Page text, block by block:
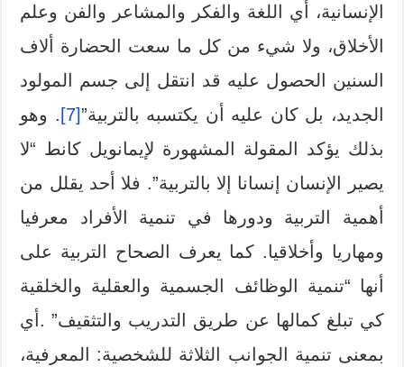
الإنسانية، أي اللغة والفكر والمشاعر والفن وعلم
الأخلاق، ولا شيء من كل ما سعت الحضارة ألاف
السنين الحصول عليه قد انتقل إلى جسم المولود
الجديد، بل كان عليه أن يكتسبه بالتربية”[7]
. وهو
بذلك يؤكد المقولة المشهورة لإيمانويل كانط “لا
يصير الإنسان إنسانا إلا بالتربية”. فلا أحد يقلل من
أهمية التربية ودورها في تنمية الأفراد معرفيا
ومهاريا وأخلاقيا. كما يعرف الصحاح التربية على
أنها “تنمية الوظائف الجسمية والعقلية والخلقية
كي تبلغ كمالها عن طريق التدريب والتثقيف” .أي
بمعنى تنمية الجوانب الثلاثة للشخصية: المعرفية،